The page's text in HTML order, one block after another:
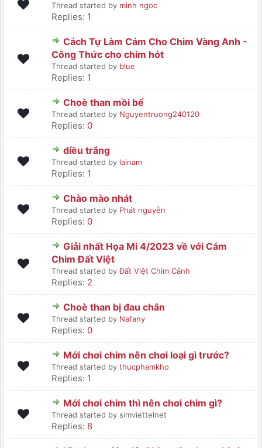
Thread started by minh ngoc
Replies: 1
Cách Tự Làm Cám Cho Chim Vàng Anh -
Công Thức cho chim hót
Thread started by blue
Replies: 1
Choè than mồi bể
Thread started by Nguyentruong240120
Replies: 0
diều trắng
Thread started by lainam
Replies: 1
Chào mào nhát
Thread started by Phát nguyễn
Replies: 0
Giải nhất Họa Mi 4/2023 về với Cám
Chim Đất Việt
Thread started byĐất Việt Chim Cảnh
Replies: 2
Choè than bị đau chân
Thread started by Nafany
Replies: 0
Mới chơi chim nên chơi loại gì trước?
Thread started by thucphamkho
Replies: 1
Mới chơi chim thì nên chơi chim gì?
Thread started by simviettelnet
Replies: 8